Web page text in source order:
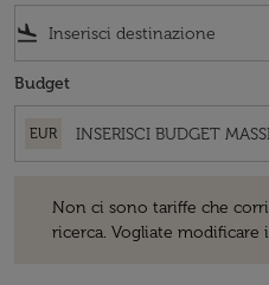
flight_land
Budget
EUR
Non ci sono tariffe che
ricerca. Vogliate modificare